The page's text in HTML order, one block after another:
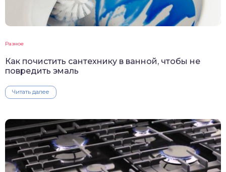
Разное
Как почистить сантехнику в ванной, чтобы не
повредить эмаль
Читать далее